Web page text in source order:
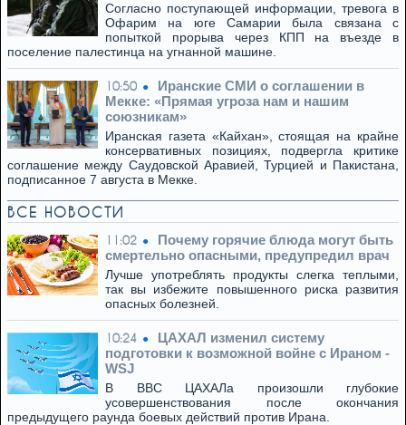
Согласно поступающей информации, тревога в
Офарим на юге Самарии была связана с
попыткой прорыва через КПП на въезде в
поселение палестинца на угнанной машине.
10:50
Иранские СМИ о соглашении в
Мекке: «Прямая угроза нам и нашим
союзникам»
Иранская газета «Кайхан», стоящая на крайне
консервативных позициях, подвергла критике
соглашение между Саудовской Аравией, Турцией и Пакистана,
подписанное 7 августа в Мекке.
ВСЕ НОВОСТИ
11:02
Почему горячие блюда могут быть
смертельно опасными, предупредил врач
Лучше употреблять продукты слегка теплыми,
так вы избежите повышенного риска развития
опасных болезней.
10:24
ЦАХАЛ изменил систему
подготовки к возможной войне с Ираном -
WSJ
В ВВС ЦАХАЛа произошли глубокие
усовершенствования после окончания
предыдущего раунда боевых действий против Ирана.